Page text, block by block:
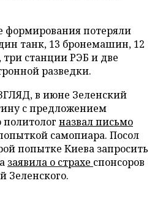
формирования потеряли
танк, 13 бронемашин, 12
станции РЭБ и две
разведки.
в июне Зеленский
с предложением
политолог назвал письмо
самопиара. Посол
попытке Киева запросить
заявила о страхе спонсоров
Зеленского.